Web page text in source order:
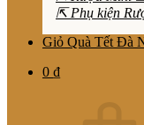
⇱ Phụ kiện
Giỏ Quà Tết Đà
0 ₫